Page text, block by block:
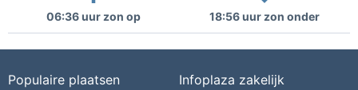
06:36 uur zon op 18:56 uur zon onder
Populaire plaatsen
Infoplaza zakelijk